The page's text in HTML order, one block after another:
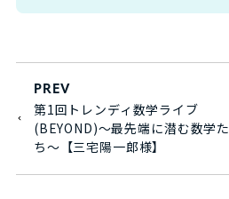
PREV
第1回トレンディ数学ライブ
(BEYOND)～最先端に潜む数学た
ち～【三宅陽一郎様】